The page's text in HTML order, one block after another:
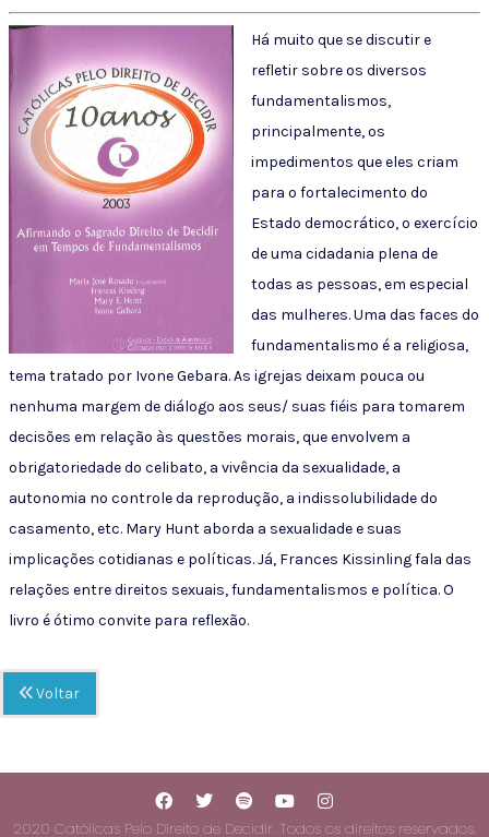
Há muito que se discutir e
refletir sobre os diversos
fundamentalismos,
principalmente, os
impedimentos que eles criam
para o fortalecimento do
Estado democrático, o exercício
de uma cidadania plena de
todas as pessoas, em especial
das mulheres. Uma das faces do
fundamentalismo é a religiosa,
tema tratado por Ivone Gebara. As igrejas deixam pouca ou
nenhuma margem de diálogo aos seus/ suas fiéis para tomarem
decisões em relação às questões morais, que envolvem a
obrigatoriedade do celibato, a vivência da sexualidade, a
autonomia no controle da reprodução, a indissolubilidade do
casamento, etc. Mary Hunt aborda a sexualidade e suas
implicações cotidianas e políticas. Já, Frances Kissinling fala das
relações entre direitos sexuais, fundamentalismos e política. O
livro é ótimo convite para reflexão.
Voltar
2020 Católicas Pelo Direito de Decidir. Todos os direitos reservados.